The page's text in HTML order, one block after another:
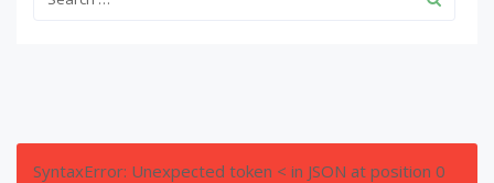
SyntaxError: Unexpected token < in JSON at position 0